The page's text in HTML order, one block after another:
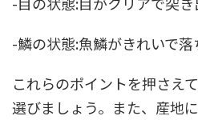
-鱗の状態:魚鱗がきれいで
これらのポイントを押さえ
選びましょう。また、産地